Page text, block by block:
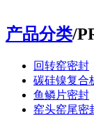
产品分类/
回转窑密封
碳硅镍复合
鱼鳞片密封
窑头窑尾密